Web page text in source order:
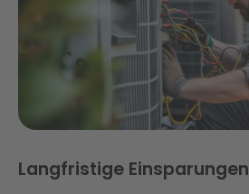
Langfristige Einsparungen